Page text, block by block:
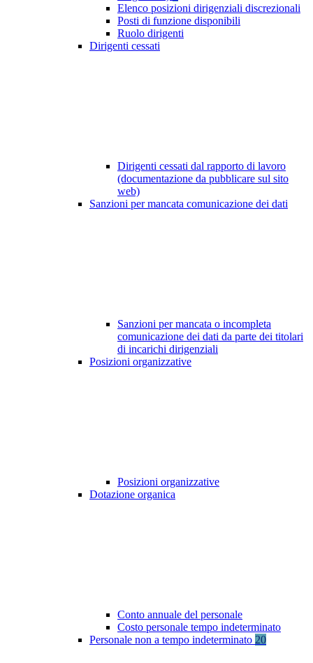
Elenco posizioni dirigenziali discrezionali
Posti di funzione disponibili
Ruolo dirigenti
Dirigenti cessati
Dirigenti cessati dal rapporto di lavoro
(documentazione da pubblicare sul sito
web)
Sanzioni per mancata comunicazione dei dati
Sanzioni per mancata o incompleta
comunicazione dei dati da parte dei titolari
di incarichi dirigenziali
Posizioni organizzative
Posizioni organizzative
Dotazione organica
Conto annuale del personale
Costo personale tempo indeterminato
Personale non a tempo indeterminato 20